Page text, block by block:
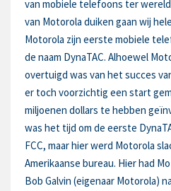
van mobiele telefoons ter
van Motorola duiken gaan wij
Motorola zijn eerste mobiele
de naam DynaTAC. Alhoewel
overtuigd was van het succes
er toch voorzichtig een start
miljoenen dollars te hebben
was het tijd om de eerste
FCC, maar hier werd Motorola
Amerikaanse bureau. Hier had
Bob Galvin (eigenaar Motorola)